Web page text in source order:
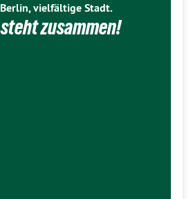
vielfältige Stadt.
zusammen!